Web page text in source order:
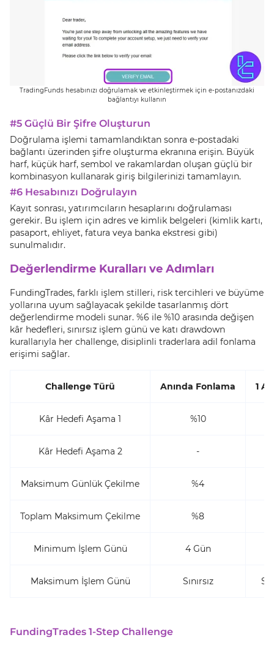
TradingFunds hesabınızı doğrulamak ve etkinleştirmek için e-postanızdaki
bağlantıyı kullanın
#5 Güçlü Bir Şifre Oluşturun
Doğrulama işlemi tamamlandıktan sonra e-postadaki
bağlantı üzerinden şifre oluşturma ekranına erişin. Büyük
harf, küçük harf, sembol ve rakamlardan oluşan güçlü bir
kombinasyon kullanarak giriş bilgilerinizi tamamlayın.
#6 Hesabınızı Doğrulayın
Kayıt sonrası, yatırımcıların hesaplarını doğrulaması
gerekir. Bu işlem için adres ve kimlik belgeleri (kimlik kartı,
pasaport, ehliyet, fatura veya banka ekstresi gibi)
sunulmalıdır.
Değerlendirme Kuralları ve Adımları
FundingTrades, farklı işlem stilleri, risk tercihleri ve büyüme
yollarına uyum sağlayacak şekilde tasarlanmış dört
değerlendirme modeli sunar. %6 ile %10 arasında değişen
kâr hedefleri, sınırsız işlem günü ve katı drawdown
kurallarıyla her challenge, disiplinli traderlara adil fonlama
erişimi sağlar.
Challenge Türü Anında Fonlama 1
Kâr Hedefi Aşama 1 %10
Kâr Hedefi Aşama 2 -
Maksimum Günlük Çekilme %4
Toplam Maksimum Çekilme %8
Minimum İşlem Günü 4 Gün
Maksimum İşlem Günü Sınırsız
FundingTrades 1-Step Challenge